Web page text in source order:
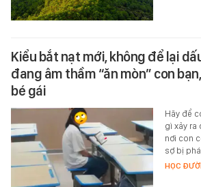
Kiểu bắt nạt mới, không để lại
đang âm thầm “ăn mòn” con
bé gái
Hãy để
gì xảy ra
nơi con
sợ bị
HỌC